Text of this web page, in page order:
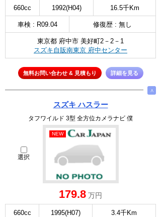
660cc 1992(H04) 16.5千Km
車検 : R09.04 修復歴 : 無し
東京都 府中市 美好町2－2－1
スズキ自販南東京 府中センター
無料お問い合わせ & 見積もり 詳細を見る
∧
スズキ ハスラー
タフワイルド 3型 全方位カメラナビ 僕
選択
NEW
179.8 万円
660cc 1995(H07) 3.4千Km